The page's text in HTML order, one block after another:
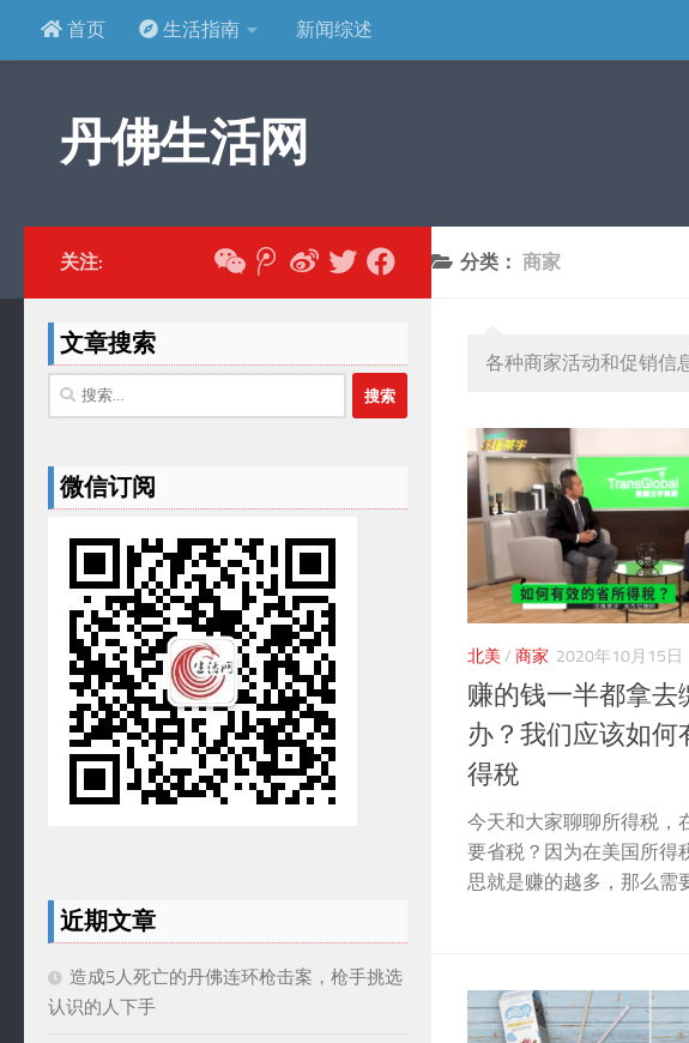
跳至内容
首页 生活指南 新闻综述
丹佛生活网
分类： 商家
各种商家活动和促销信
北美 / 商家 2020年10月15日
赚的钱一半都拿去
办？我们应该如何
得稅
今天和大家聊聊所得税，
要省税？因为在美国所得
思就是赚的越多，那么需
关注:
文章搜索
搜
索：
微信订阅
近期文章
造成5人死亡的丹佛连环枪击案，枪手挑选
认识的人下手